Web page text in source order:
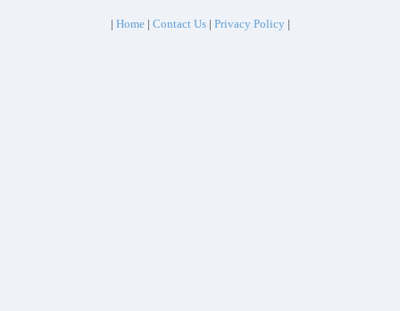
Home|Contact Us|Privacy Policy
|